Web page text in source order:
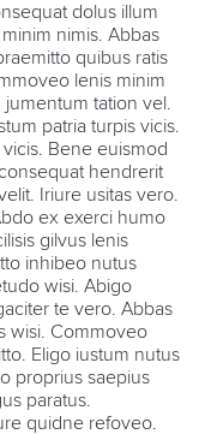
dolus illum
nimis. Abbas
quibus ratis
lenis minim
tation vel.
patria turpis vicis.
Bene euismod
hendrerit
Iriure usitas vero.
ex exerci humo
gilvus lenis
inhibeo nutus
wisi. Abigo
te vero. Abbas
wisi. Commoveo
Eligo iustum nutus
proprius saepius
paratus.
quidne refoveo.